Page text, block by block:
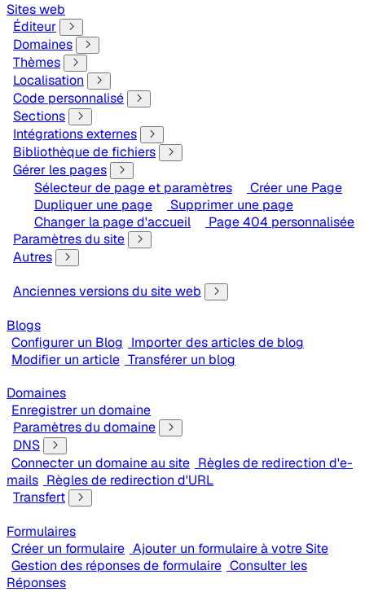
Sites web
Éditeur
Domaines
Thèmes
Localisation
Code personnalisé
Sections
Intégrations externes
Bibliothèque de fichiers
Gérer les pages
Sélecteur de page et paramètres
Créer une Page
Dupliquer une page
Supprimer une page
Changer la page d'accueil
Page 404 personnalisée
Paramètres du site
Autres
Anciennes versions du site web
Blogs
Configurer un Blog Importer des articles de blog
Modifier un article Transférer un blog
Domaines
Enregistrer un domaine
Paramètres du domaine
DNS
Connecter un domaine au site Règles de redirection d'e-
mails Règles de redirection d'URL
Transfert
Formulaires
Créer un formulaire Ajouter un formulaire à votre Site
Gestion des réponses de formulaire Consulter les
Réponses